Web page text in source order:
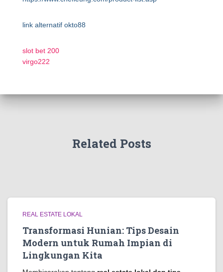
link alternatif okto88
slot bet 200
virgo222
Related Posts
REAL ESTATE LOKAL
Transformasi Hunian: Tips Desain
Modern untuk Rumah Impian di
Lingkungan Kita